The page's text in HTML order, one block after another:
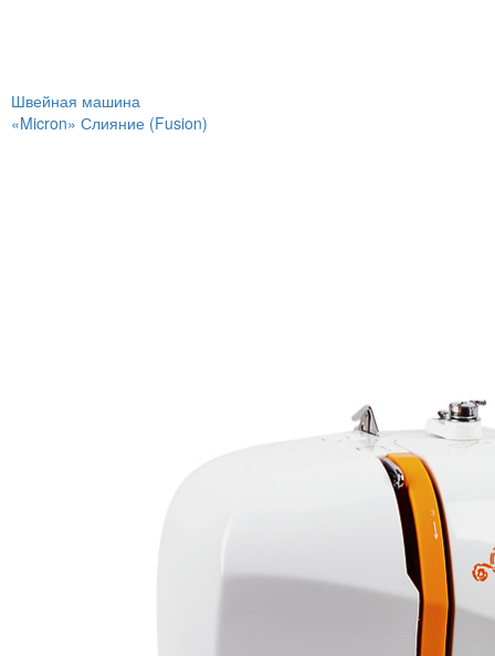
Швейная машина
«Micron» Слияние (Fusion)